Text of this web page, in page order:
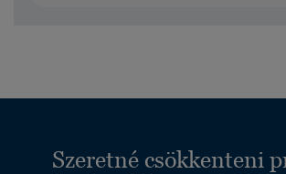
Szeretné csökkenteni